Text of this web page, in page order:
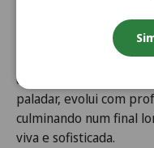
integradas e discretas.
Em prova, evidencia-
um caráter cítrico bem
paladar, evolui com
culminando num final
viva e sofisticada.